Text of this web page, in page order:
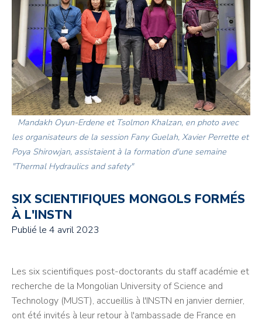
Mandakh Oyun-Erdene et Tsolmon Khalzan, en photo avec
les organisateurs de la session Fany Guelah, Xavier Perrette et
Poya Shirowjan, assistaient à la formation d'une semaine
"Thermal Hydraulics and safety"
SIX SCIENTIFIQUES MONGOLS FORMÉS
À L'INSTN
Publié le 4 avril 2023
Les six scientifiques post-doctorants du staff académie et
recherche de la Mongolian University of Science and
Technology (MUST), accueillis à l'INSTN en janvier dernier,
ont été invités à leur retour à l'ambassade de France en